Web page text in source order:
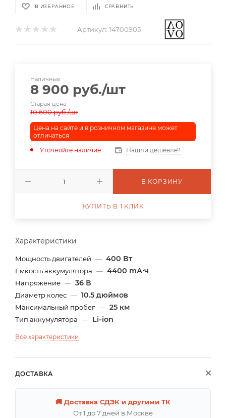
В ИЗБРАННОЕ СРАВНИТЬ
Артикул: 14700905
Характеристики
Мощность двигателей — 400 Вт
Емкость аккумулятора — 4400 mА⋅ч
Напряжение — 36 В
Диаметр колес — 10.5 дюймов
Максимальный пробег — 25 км
Тип аккумулятора — Li-ion
Все характеристики
ДОСТАВКА
🚚 Доставка СДЭК и другими ТК
От 1 до 7 дней в Москве
Наличные
8 900 руб./шт
Старая цена
10 600руб./шт
Цена на сайте и в розничном магазине может
отличаться
Уточняйте наличие
Нашли дешевле?
В КОРЗИНУ
КУПИТЬ В 1 КЛИК